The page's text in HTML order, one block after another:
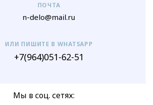
ПОЧТА
n-delo@mail.ru
ИЛИ ПИШИТЕ В WHATSAPP
+7(964)051-62-51
Мы в соц. сетях: